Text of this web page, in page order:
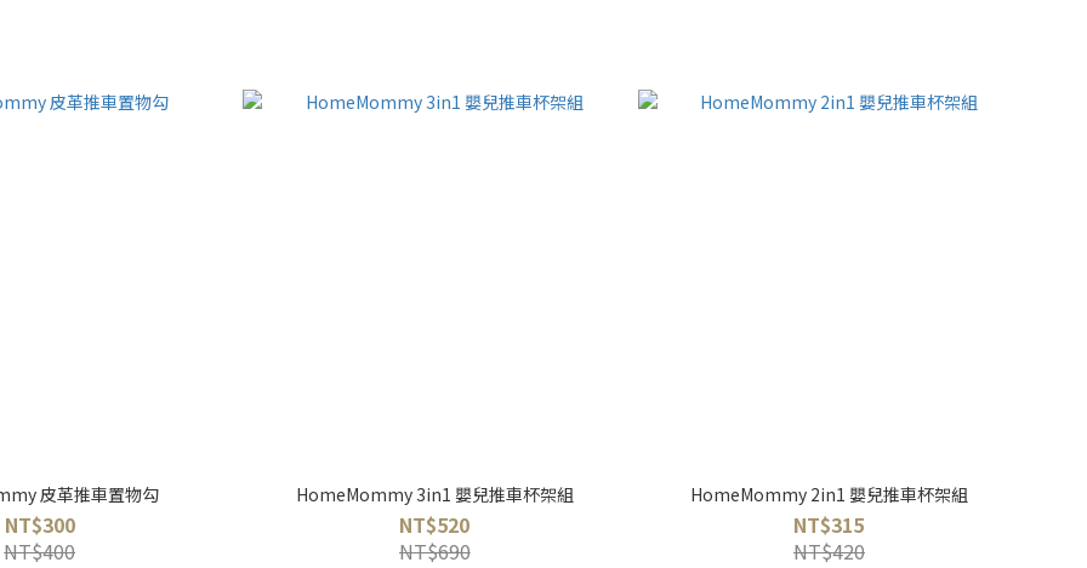
皮革推車置物勾
NT$300
NT$400
HomeMommy 3in1 嬰兒推車杯架組
NT$520
NT$690
HomeMommy 2in1 嬰兒推車杯架組
NT$315
NT$420